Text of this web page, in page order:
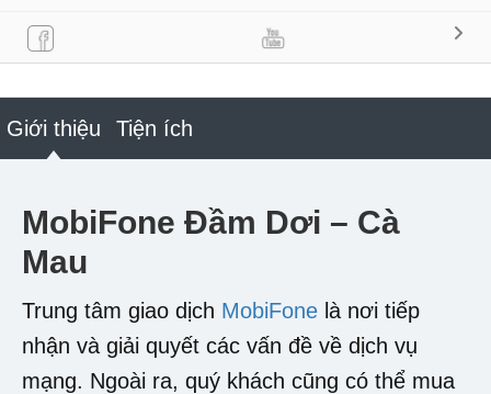
Giới thiệu Tiện ích
MobiFone Đầm Dơi – Cà
Mau
Trung tâm giao dịch MobiFone là nơi tiếp
nhận và giải quyết các vấn đề về dịch vụ
mạng. Ngoài ra, quý khách cũng có thể mua